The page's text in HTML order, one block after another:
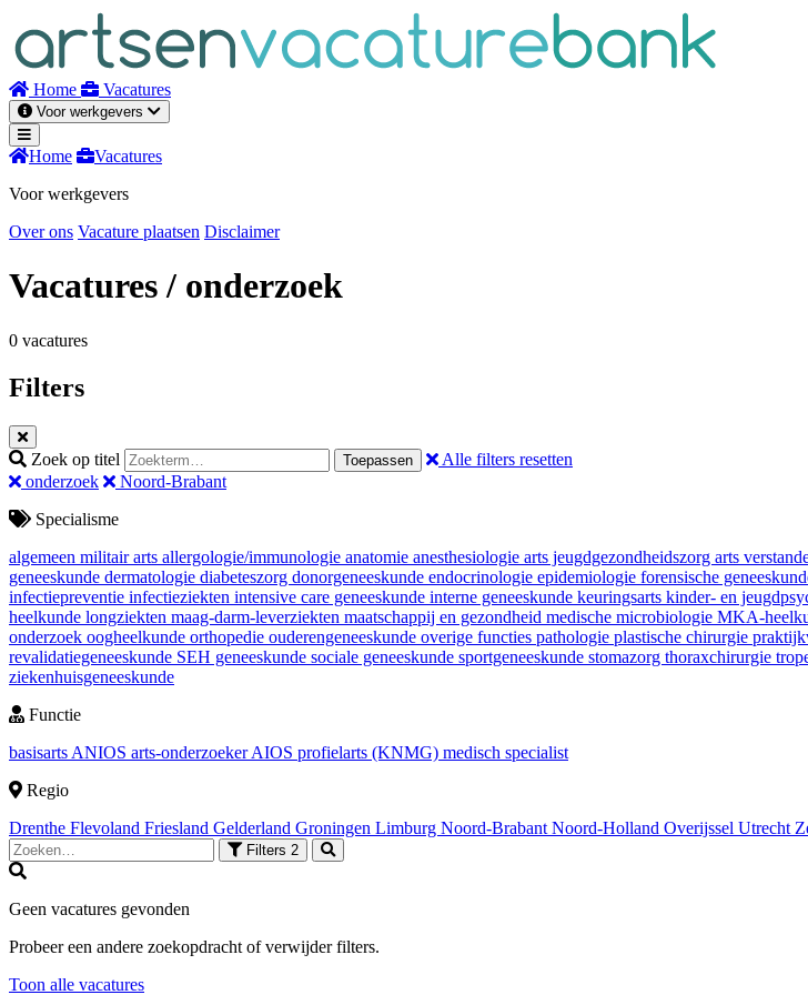
inhoud
Home Vacatures
Voor werkgevers
Home
Vacatures
Voor werkgevers
Over ons Vacature plaatsen Disclaimer
Vacatures/ onderzoek
0 vacatures
Filters
Zoek op titel Toepassen
Alle filters resetten
onderzoek
Noord-Brabant
Specialisme
algemeen militair arts allergologie/immunologie anatomie anesthesiologie arts jeugdgezondheidszorg arts
geneeskunde dermatologie diabeteszorg donorgeneeskunde endocrinologie epidemiologie forensische
infectiepreventie infectieziekten intensive care geneeskunde interne geneeskunde keuringsarts kinder- en
heelkunde longziekten maag-darm-leverziekten maatschappij en gezondheid medische microbiologie MKA-
onderzoek oogheelkunde orthopedie ouderengeneeskunde overige functies pathologie plastische chirurgie
revalidatiegeneeskunde SEH geneeskunde sociale geneeskunde sportgeneeskunde stomazorg thoraxchirurgie
ziekenhuisgeneeskunde
Functie
basisarts ANIOS arts-onderzoekerAIOS profielarts (KNMG) medisch specialist
Regio
Drenthe Flevoland Friesland Gelderland Groningen Limburg Noord-Brabant Noord-Holland Overijssel Utrecht
Filters 2
Geen vacatures gevonden
Probeer een andere zoekopdracht of verwijder filters.
Toon alle vacatures